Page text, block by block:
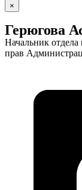
Городская
×
Герюгова
Начальник
прав